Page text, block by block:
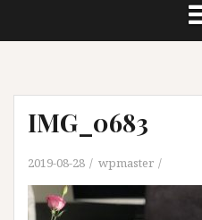
IMG_0683
2019-08-28 wpmaster